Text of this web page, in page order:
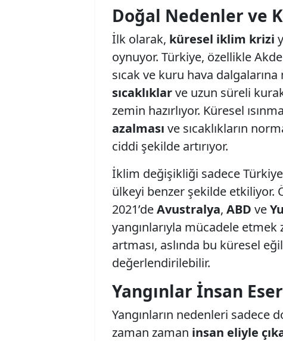
Doğal Nedenler ve
İlk olarak, küresel iklim krizi
oynuyor. Türkiye, özellikle
sıcak ve kuru hava
sıcaklıklarve uzun süreli
zemin hazırlıyor. Küresel
azalması ve sıcaklıkların
ciddi şekilde artırıyor.
İklim değişikliği sadece
ülkeyi benzer şekilde etkiliyor.
2021’deAvustralya, ABD ve
yangınlarıyla mücadele etmek
artması, aslında bu küresel
değerlendirilebilir.
Yangınlar İnsan
Yangınların nedenleri sadece
zaman zaman insan eliyle